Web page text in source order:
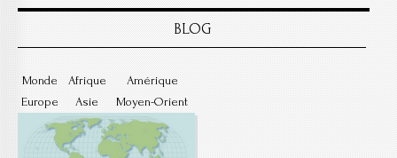
BLOG
Monde
Europe
Afrique
Asie
Amérique
Moyen-Orient